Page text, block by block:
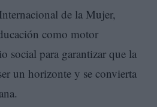
de la Mujer,
como motor
social para garantizar que la
un horizonte y se convierta